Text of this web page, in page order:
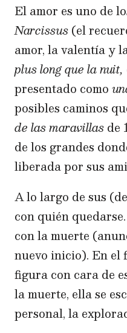
El amor es uno de
Narcissus(el
amor, la valentía y
plus long que la nuit,
presentado como
posibles caminos
de las maravillasde
de los grandes
liberada por sus
A lo largo de sus
con quién
con la muerte
nuevo inicio). En el
figura con cara de
la muerte, ella se
personal, la